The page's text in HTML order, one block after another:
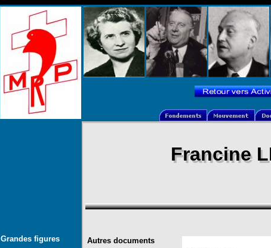
Francine
Francine
Grandes figures Autres documents